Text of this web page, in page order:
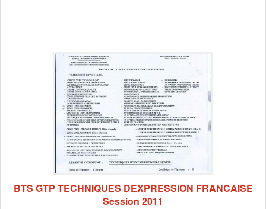
BTS GTP TECHNIQUES DEXPRESSION FRANCAISE
Session 2011